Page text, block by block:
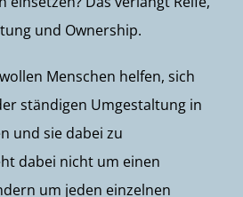
und Ownership.
Menschen helfen, sich
ständigen Umgestaltung in
und sie dabei zu
dabei nicht um einen
um jeden einzelnen